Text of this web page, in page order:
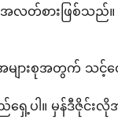
လတ်စားဖြစ်သည်။
းအများစုအတွက် သ
ေ့ပါ။ မှန်ဒီဇိုင်း